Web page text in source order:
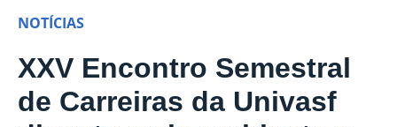
NOTÍCIAS
XXV Encontro Semestral
de Carreiras da Univasf